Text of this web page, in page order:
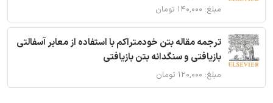
مبلغ: ۱۴۰,۰۰۰ تومان
ترجمه مقاله بتن خودمتراکم با استفاده از معابر آسفالتی
بازیافتی و سنگدانه بتن بازیافتی
مبلغ: ۱۲۰,۰۰۰ تومان